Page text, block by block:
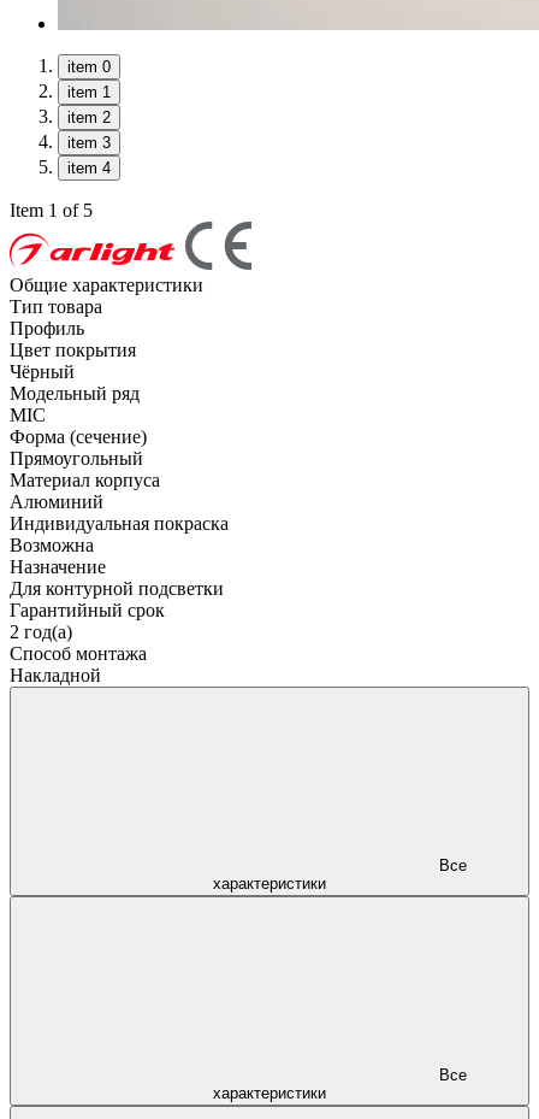
item 0
item 1
item 2
item 3
item 4
Item 1 of 5
Общие характеристики
Тип товара
Профиль
Цвет покрытия
Чёрный
Модельный ряд
MIC
Форма (сечение)
Прямоугольный
Материал корпуса
Алюминий
Индивидуальная покраска
Возможна
Назначение
Для контурной подсветки
Гарантийный срок
2 год(а)
Способ монтажа
Накладной
характеристики
характеристики